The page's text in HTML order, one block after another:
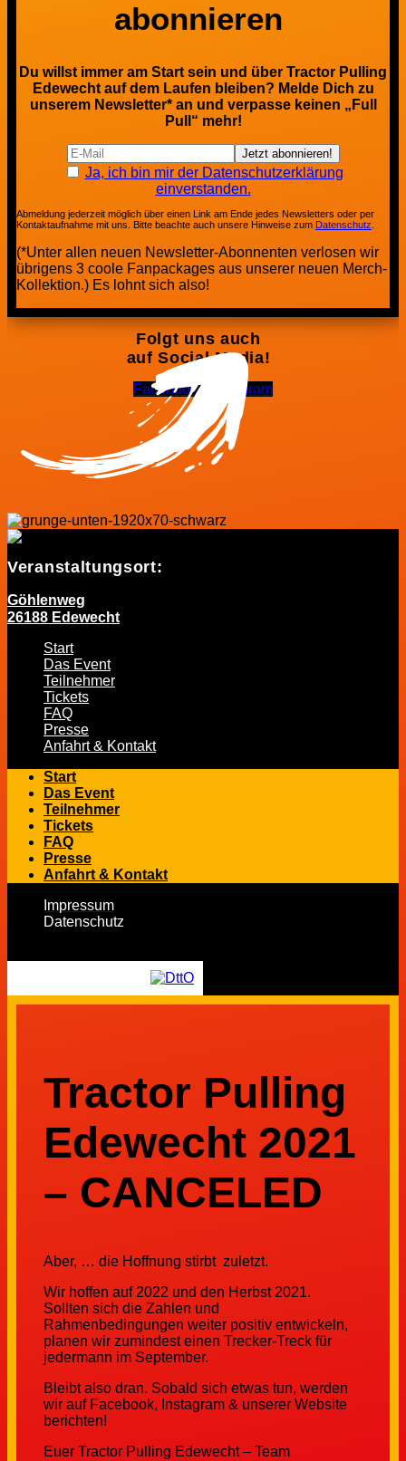
abonnieren
Du willst immer am Start sein und über Tractor Pulling
Edewecht auf dem Laufen bleiben? Melde Dich zu
unserem Newsletter* an und verpasse keinen „Full
Pull“ mehr!
Ja, ich bin mir der Datenschutzerklärung
einverstanden.
Abmeldung jederzeit möglich über einen Link am Ende jedes Newsletters oder per
Kontaktaufnahme mit uns. Bitte beachte auch unsere Hinweise zum Datenschutz
(*Unter allen neuen Newsletter-Abonnenten verlosen wir
übrigens 3 coole Fanpackages aus unserer neuen Merch-
Kollektion.) Es lohnt sich also!
Folgt uns auch
auf Social Media!
Facebook-f Instagram
Veranstaltungsort:
Göhlenweg
26188 Edewecht
Start
Das Event
Teilnehmer
Tickets
FAQ
Presse
Anfahrt & Kontakt
Start
Das Event
Teilnehmer
Tickets
FAQ
Presse
Anfahrt & Kontakt
Impressum
Datenschutz
Tractor Pulling
Edewecht 2021
– CANCELED
Aber, … die Hoffnung stirbt zuletzt.
Wir hoffen auf 2022 und den Herbst 2021.
Sollten sich die Zahlen und
Rahmenbedingungen weiter positiv entwickeln,
planen wir zumindest einen Trecker-Treck für
jedermann im September.
Bleibt also dran. Sobald sich etwas tun, werden
wir auf Facebook, Instagram & unserer Website
berichten!
Euer Tractor Pulling Edewecht – Team